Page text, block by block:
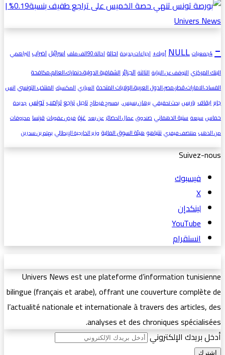
- 4جمعيات NULL أوبك+ اجراءات جديدة احالة احالة 90الف ملف اسرائيلاضراب البراهمي
البنك المركزي التوقف عن النيابة الثالثة الجزائرالشفافية الدولية،دنمارك،العالم،مكافحة
الفساد،الامارات،قطر،مصر،الدول العربية،الولايات المتحدة العياري المكسيك المنتخب التونسيانس
جابرايقاف باريس بحث تحقيقي برهان بسيس ٫ بمسرح قرطاج تاجيلتراجعترامبتونس جديدة
حماس سبعة سنية الدهماني صندوق عمال الحضائر عن بعد غزة فرض عقوبات فرنسا محروقات
من الذهب منتصف فيفري نتنياهوهيئة السوق المالية وزير الخارجية الإيطالي يهتم بن سدرين
Suivez-nous
فيسبوك
‫X
لينكدإن
‫YouTube
انستقرام
Univers News est une plateforme d’information tunisienne
bilingue (français et arabe), offrant une couverture complète de
l’actualité nationale et internationale à travers des articles, des
analyses et des chroniques spécialisées.
أدخل بريدك الإلكتروني